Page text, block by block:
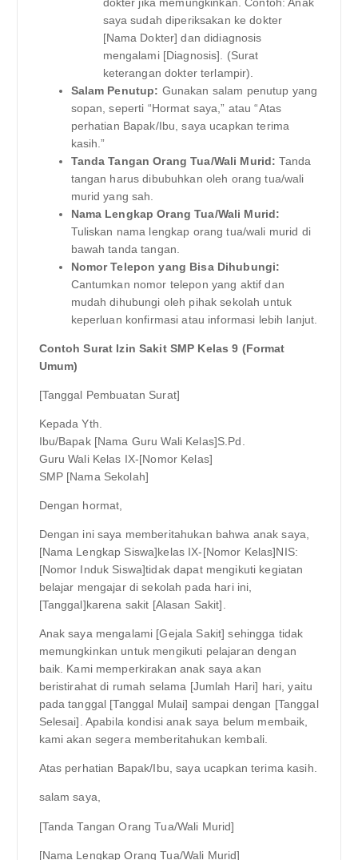
saya sudah diperiksakan ke dokter
[Nama Dokter] dan didiagnosis
mengalami [Diagnosis]. (Surat
keterangan dokter terlampir).
Salam Penutup: Gunakan salam penutup yang
sopan, seperti “Hormat saya,” atau “Atas
perhatian Bapak/Ibu, saya ucapkan terima
kasih.”
Tanda Tangan Orang Tua/Wali Murid: Tanda
tangan harus dibubuhkan oleh orang tua/wali
murid yang sah.
Nama Lengkap Orang Tua/Wali Murid:
Tuliskan nama lengkap orang tua/wali murid di
bawah tanda tangan.
Nomor Telepon yang Bisa Dihubungi:
Cantumkan nomor telepon yang aktif dan
mudah dihubungi oleh pihak sekolah untuk
keperluan konfirmasi atau informasi lebih lanjut.
Contoh Surat Izin Sakit SMP Kelas 9 (Format
Umum)
[Tanggal Pembuatan Surat]
Kepada Yth.
Ibu/Bapak [Nama Guru Wali Kelas]S.Pd.
Guru Wali Kelas IX-[Nomor Kelas]
SMP [Nama Sekolah]
Dengan hormat,
Dengan ini saya memberitahukan bahwa anak saya,
[Nama Lengkap Siswa]kelas IX-[Nomor Kelas]NIS:
[Nomor Induk Siswa]tidak dapat mengikuti kegiatan
belajar mengajar di sekolah pada hari ini,
[Tanggal]karena sakit [Alasan Sakit].
Anak saya mengalami [Gejala Sakit] sehingga tidak
memungkinkan untuk mengikuti pelajaran dengan
baik. Kami memperkirakan anak saya akan
beristirahat di rumah selama [Jumlah Hari] hari, yaitu
pada tanggal [Tanggal Mulai] sampai dengan [Tanggal
Selesai]. Apabila kondisi anak saya belum membaik,
kami akan segera memberitahukan kembali.
Atas perhatian Bapak/Ibu, saya ucapkan terima kasih.
salam saya,
[Tanda Tangan Orang Tua/Wali Murid]
[Nama Lengkap Orang Tua/Wali Murid]